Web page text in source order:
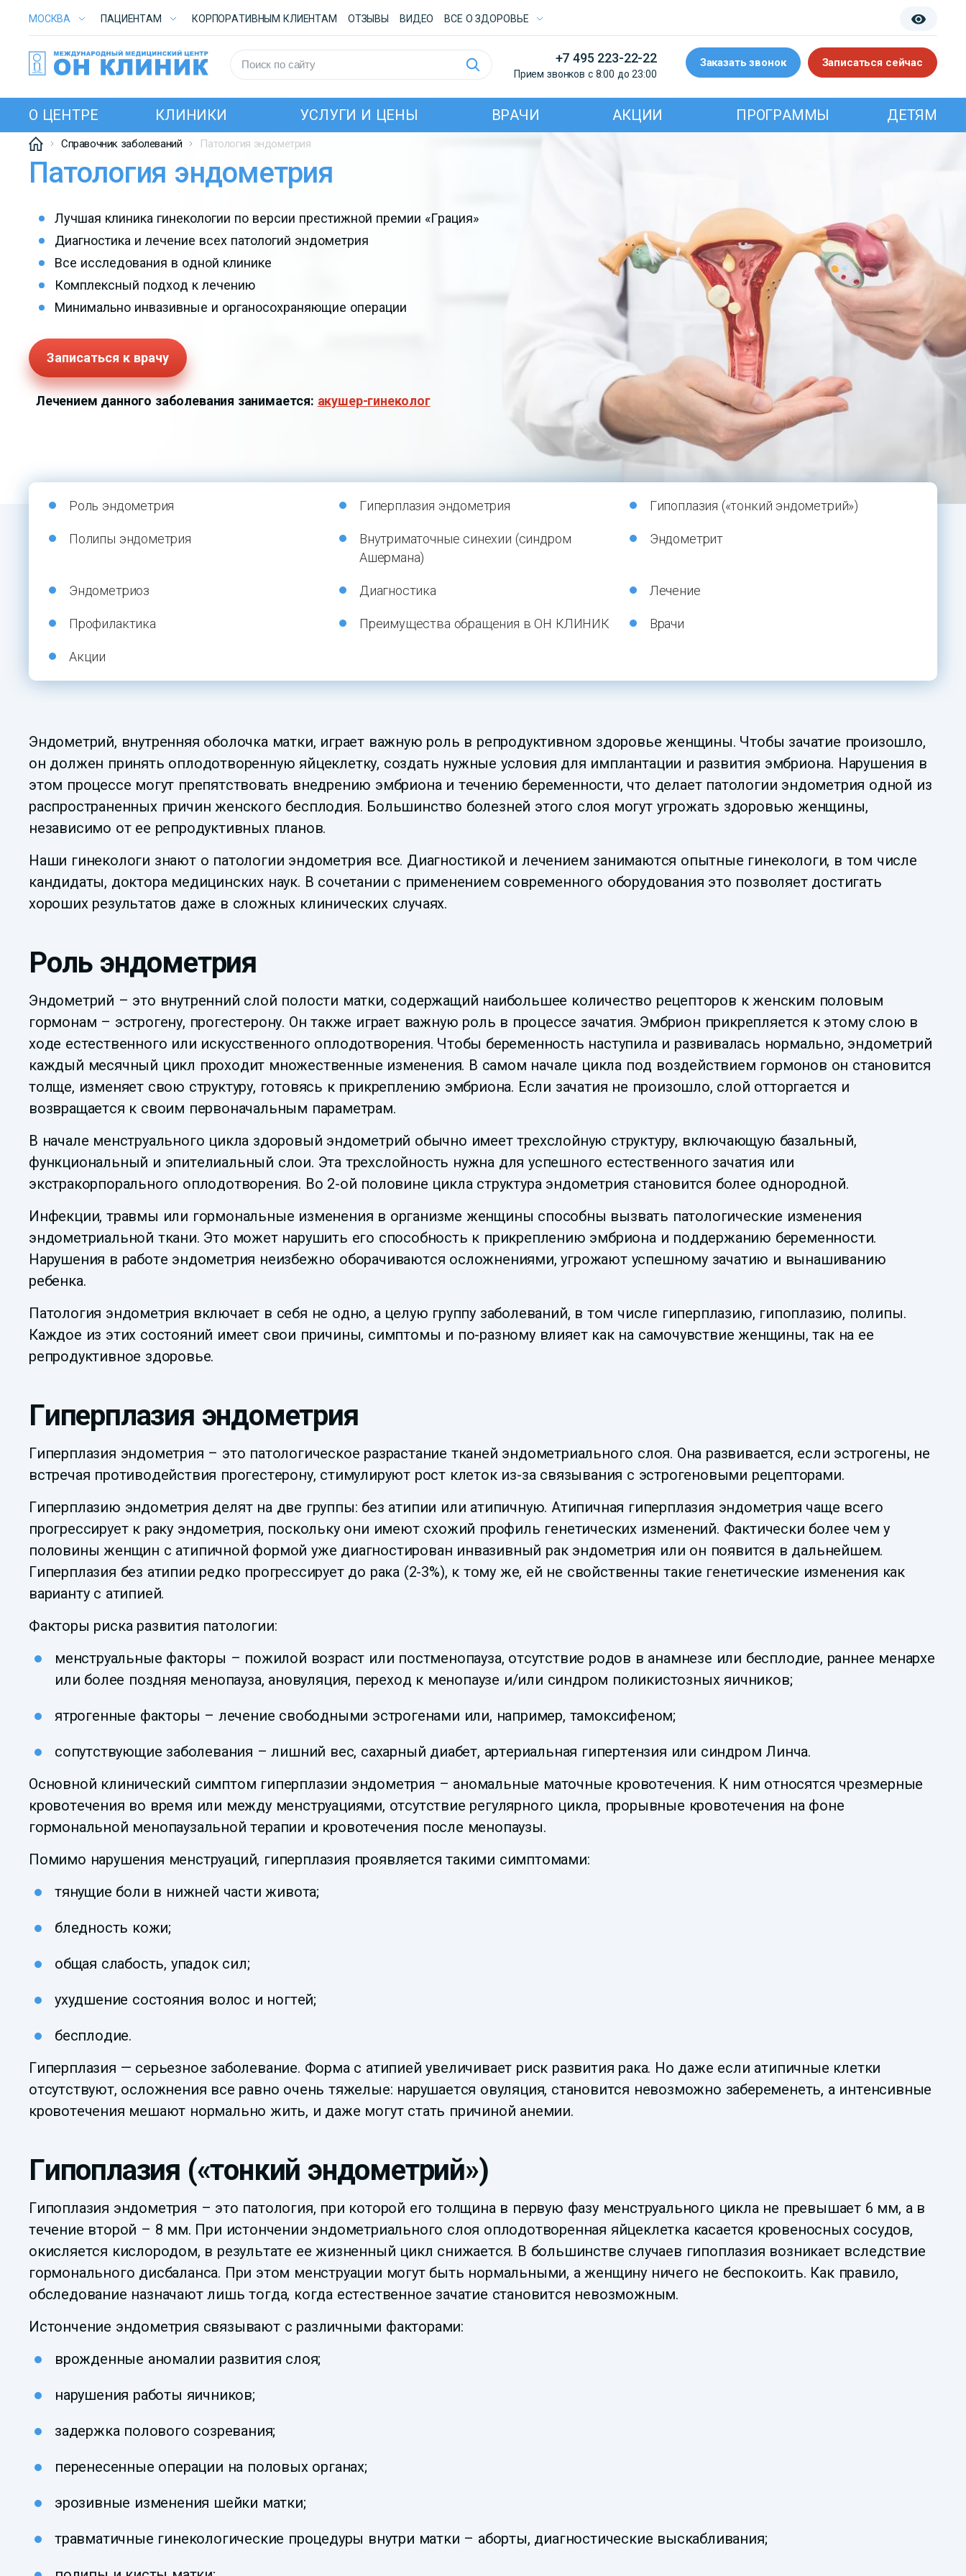
МОСКВА ПАЦИЕНТАМ КОРПОРАТИВНЫМ КЛИЕНТАМ ОТЗЫВЫ ВИДЕО ВСE О ЗДОРОВЬЕ
+7 495 223-22-22
Прием звонков с 8:00 до 23:00
Заказать звонок Записаться сейчас
О ЦЕНТРЕ КЛИНИКИ УСЛУГИ И ЦЕНЫ ВРАЧИ АКЦИИ ПРОГРАММЫ ДЕТЯМ
Справочник заболеваний Патология эндометрия
Патология эндометрия
Лучшая клиника гинекологии по версии престижной премии «Грация»
Диагностика и лечение всех патологий эндометрия
Все исследования в одной клинике
Комплексный подход к лечению
Минимально инвазивные и органосохраняющие операции
Записаться к врачу
Лечением данного заболевания занимается: акушер-гинеколог
Роль эндометрия Гиперплазия эндометрия Гипоплазия («тонкий эндометрий»)
Полипы эндометрия
Внутриматочные синехии (синдром
Ашермана)
Эндометрит
Эндометриоз Диагностика Лечение
Профилактика Преимущества обращения в ОН КЛИНИК Врачи
Акции
Эндометрий, внутренняя оболочка матки, играет важную роль в репродуктивном здоровье женщины. Чтобы зачатие произошло,
он должен принять оплодотворенную яйцеклетку, создать нужные условия для имплантации и развития эмбриона. Нарушения в
этом процессе могут препятствовать внедрению эмбриона и течению беременности, что делает патологии эндометрия одной из
распространенных причин женского бесплодия. Большинство болезней этого слоя могут угрожать здоровью женщины,
независимо от ее репродуктивных планов.
Наши гинекологи знают о патологии эндометрия все. Диагностикой и лечением занимаются опытные гинекологи, в том числе
кандидаты, доктора медицинских наук. В сочетании с применением современного оборудования это позволяет достигать
хороших результатов даже в сложных клинических случаях.
Роль эндометрия
Эндометрий – это внутренний слой полости матки, содержащий наибольшее количество рецепторов к женским половым
гормонам – эстрогену, прогестерону. Он также играет важную роль в процессе зачатия. Эмбрион прикрепляется к этому слою в
ходе естественного или искусственного оплодотворения. Чтобы беременность наступила и развивалась нормально, эндометрий
каждый месячный цикл проходит множественные изменения. В самом начале цикла под воздействием гормонов он становится
толще, изменяет свою структуру, готовясь к прикреплению эмбриона. Если зачатия не произошло, слой отторгается и
возвращается к своим первоначальным параметрам.
В начале менструального цикла здоровый эндометрий обычно имеет трехслойную структуру, включающую базальный,
функциональный и эпителиальный слои. Эта трехслойность нужна для успешного естественного зачатия или
экстракорпорального оплодотворения. Во 2-ой половине цикла структура эндометрия становится более однородной.
Инфекции, травмы или гормональные изменения в организме женщины способны вызвать патологические изменения
эндометриальной ткани. Это может нарушить его способность к прикреплению эмбриона и поддержанию беременности.
Нарушения в работе эндометрия неизбежно оборачиваются осложнениями, угрожают успешному зачатию и вынашиванию
ребенка.
Патология эндометрия включает в себя не одно, а целую группу заболеваний, в том числе гиперплазию, гипоплазию, полипы.
Каждое из этих состояний имеет свои причины, симптомы и по-разному влияет как на самочувствие женщины, так на ее
репродуктивное здоровье.
Гиперплазия эндометрия
Гиперплазия эндометрия – это патологическое разрастание тканей эндометриального слоя. Она развивается, если эстрогены, не
встречая противодействия прогестерону, стимулируют рост клеток из-за связывания с эстрогеновыми рецепторами.
Гиперплазию эндометрия делят на две группы: без атипии или атипичную. Атипичная гиперплазия эндометрия чаще всего
прогрессирует к раку эндометрия, поскольку они имеют схожий профиль генетических изменений. Фактически более чем у
половины женщин с атипичной формой уже диагностирован инвазивный рак эндометрия или он появится в дальнейшем.
Гиперплазия без атипии редко прогрессирует до рака (2-3%), к тому же, ей не свойственны такие генетические изменения как
варианту с атипией.
Факторы риска развития патологии:
менструальные факторы – пожилой возраст или постменопауза, отсутствие родов в анамнезе или бесплодие, раннее менархе
или более поздняя менопауза, ановуляция, переход к менопаузе и/или синдром поликистозных яичников;
ятрогенные факторы – лечение свободными эстрогенами или, например, тамоксифеном;
сопутствующие заболевания – лишний вес, сахарный диабет, артериальная гипертензия или синдром Линча.
Основной клинический симптом гиперплазии эндометрия – аномальные маточные кровотечения. К ним относятся чрезмерные
кровотечения во время или между менструациями, отсутствие регулярного цикла, прорывные кровотечения на фоне
гормональной менопаузальной терапии и кровотечения после менопаузы.
Помимо нарушения менструаций, гиперплазия проявляется такими симптомами:
тянущие боли в нижней части живота;
бледность кожи;
общая слабость, упадок сил;
ухудшение состояния волос и ногтей;
бесплодие.
Гиперплазия — серьезное заболевание. Форма с атипией увеличивает риск развития рака. Но даже если атипичные клетки
отсутствуют, осложнения все равно очень тяжелые: нарушается овуляция, становится невозможно забеременеть, а интенсивные
кровотечения мешают нормально жить, и даже могут стать причиной анемии.
Гипоплазия («тонкий эндометрий»)
Гипоплазия эндометрия – это патология, при которой его толщина в первую фазу менструального цикла не превышает 6 мм, а в
течение второй – 8 мм. При истончении эндометриального слоя оплодотворенная яйцеклетка касается кровеносных сосудов,
окисляется кислородом, в результате ее жизненный цикл снижается. В большинстве случаев гипоплазия возникает вследствие
гормонального дисбаланса. При этом менструации могут быть нормальными, а женщину ничего не беспокоить. Как правило,
обследование назначают лишь тогда, когда естественное зачатие становится невозможным.
Истончение эндометрия связывают с различными факторами:
врожденные аномалии развития слоя;
нарушения работы яичников;
задержка полового созревания;
перенесенные операции на половых органах;
эрозивные изменения шейки матки;
травматичные гинекологические процедуры внутри матки – аборты, диагностические выскабливания;